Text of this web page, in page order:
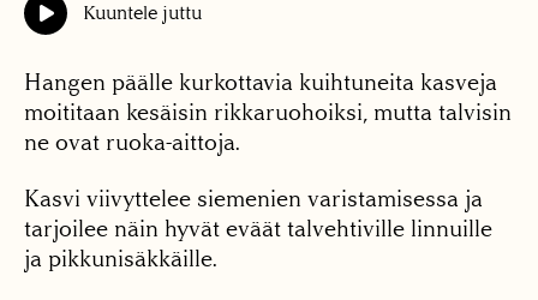
Kuuntele juttu
Hangen päälle kurkottavia kuihtuneita kasveja
moititaan kesäisin rikkaruohoiksi, mutta talvisin
ne ovat ruoka-aittoja.
Kasvi viivyttelee siemenien varistamisessa ja
tarjoilee näin hyvät eväät talvehtiville linnuille
ja pikkunisäkkäille.